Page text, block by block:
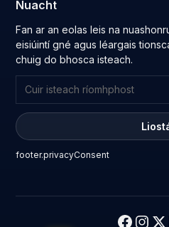
Nuacht
Fan ar an eolas leis na
eisiúintí gné agus léargais
chuig do bhosca isteach.
footer.privacyConsent